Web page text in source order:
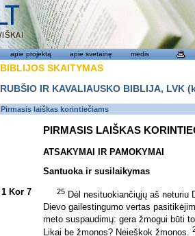
apie projektą apie svetainę medis
BIBLIJOS SKAITYMAS
RUBŠIO IR KAVALIAUSKO BIBLIJA,
Pirmasis laiškas korintiečiams
PIRMASIS LAIŠKAS
ATSAKYMAI IR PAMOKYMAI
Santuoka ir susilaikymas
1 Kor 7 25 Dėl nesituokiančiųjų aš neturiu
Dievo gailestingumo vertas
meto suspaudimų: gera žmogui būti
Likai be žmonos? Neieškok žmonos.